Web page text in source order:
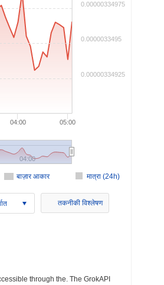
बाज़ार आकार मात्रा (24h)
04:00 05:00
04:00
0.00000334925
0.0000033495
0.00000334975
तकनीकी विश्लेषण
through the. The GrokAPI